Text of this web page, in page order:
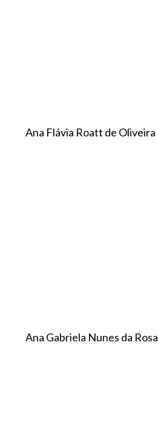
Ana Flávia Roatt de Oliveira
Ana Gabriela Nunes da Rosa